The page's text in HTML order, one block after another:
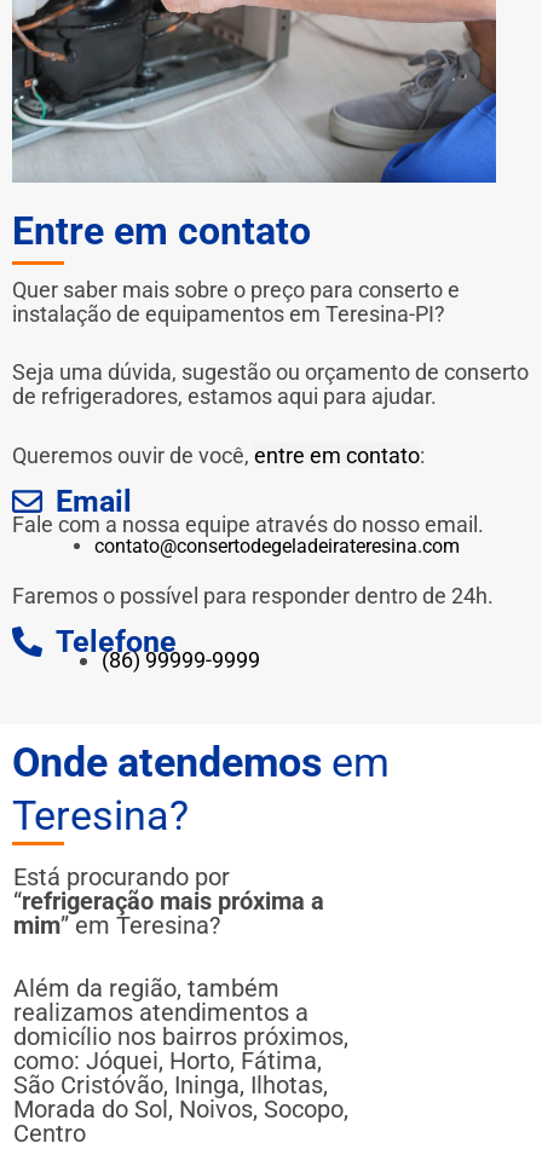
Entre em contato
Quer saber mais sobre o preço para conserto e
instalação de equipamentos em Teresina-PI?
Seja uma dúvida, sugestão ou orçamento de conserto
de refrigeradores, estamos aqui para ajudar.
Queremos ouvir de você, entre em contato:
Email
Fale com a nossa equipe através do nosso email.
contato@consertodegeladeirateresina.com
Faremos o possível para responder dentro de 24h.
Telefone
(86) 99999-9999
Onde atendemos em
Teresina?
Está procurando por
“refrigeração mais próxima a
mim” em Teresina?
Além da região, também
realizamos atendimentos a
domicílio nos bairros próximos,
como: Jóquei, Horto, Fátima,
São Cristóvão, Ininga, Ilhotas,
Morada do Sol, Noivos, Socopo,
Centro